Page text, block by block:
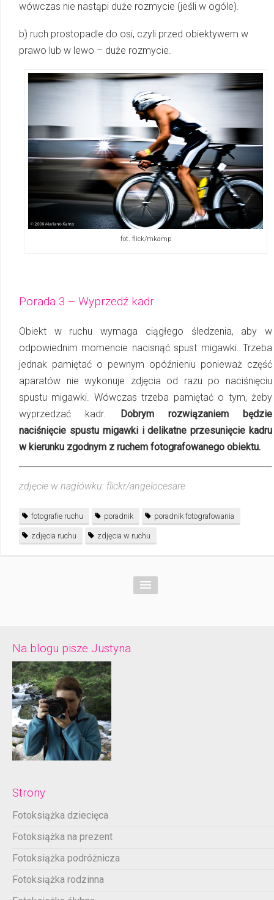
wówczas nie nastąpi duże rozmycie (jeśli w ogóle).
b) ruch prostopadle do osi, czyli przed obiektywem w
prawo lub w lewo – duże rozmycie.
fot. flick/mkamp
Porada 3 – Wyprzedź kadr
Obiekt w ruchu wymaga ciągłego śledzenia, aby w
odpowiednim momencie nacisnąć spust migawki. Trzeba
jednak pamiętać o pewnym opóźnieniu ponieważ część
aparatów nie wykonuje zdjęcia od razu po naciśnięciu
spustu migawki. Wówczas trzeba pamiętać o tym, żeby
wyprzedzać kadr.
Dobrym rozwiązaniem będzie
naciśnięcie spustu migawki i delikatne przesunięcie kadru
w kierunku zgodnym z ruchem fotografowanego obiektu.
zdjęcie w nagłówku: flickr/angelocesare
fotografie ruchu poradnik poradnik fotografowania
zdjęcia ruchu zdjęcia w ruchu
Na blogu pisze Justyna
Strony
Fotoksiążka dziecięca
Fotoksiążka na prezent
Fotoksiążka podróżnicza
Fotoksiążka rodzinna